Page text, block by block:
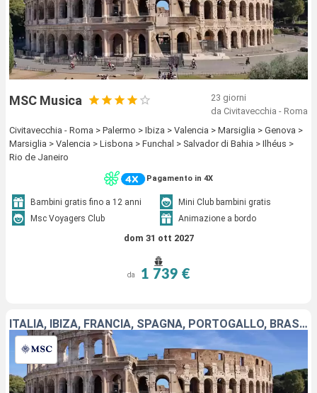
MSC Musica
23 giorni
da Civitavecchia - Roma
Civitavecchia - Roma > Palermo > Ibiza > Valencia > Marsiglia > Genova >
Marsiglia > Valencia > Lisbona > Funchal > Salvador di Bahia > Ilhéus >
Rio de Janeiro
Pagamento in 4X
Bambini gratis fino a 12 anni
Mini Club bambini gratis
Msc Voyagers Club
Animazione a bordo
dom 31 ott 2027
da 1 739 €
ITALIA, IBIZA, FRANCIA, SPAGNA, PORTOGALLO, BRASILE